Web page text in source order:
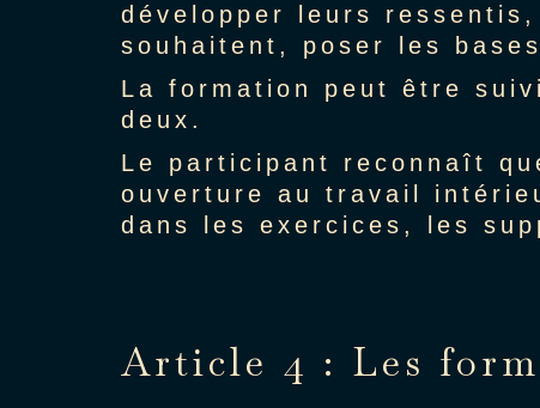
développer leurs
souhaitent, poser les
La formation peut être
deux.
Le participant reconnaît
ouverture au travail
dans les exercices, les
Article 4 : Les